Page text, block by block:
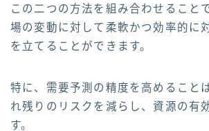
この二つの方法を組み合わせること
場の変動に対して柔軟かつ効率的に
を立てることができます。
特に、需要予測の精度を高めること
れ残りのリスクを減らし、資源の有
す。